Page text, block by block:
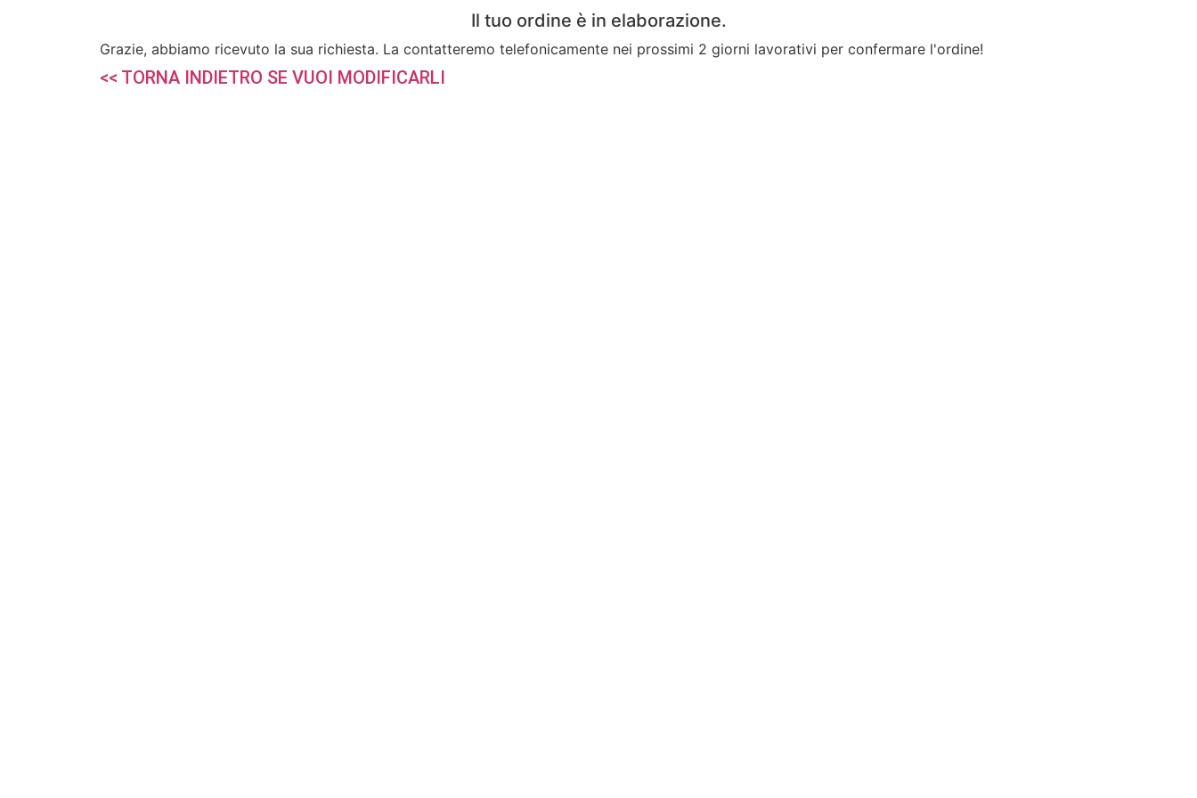
Il tuo ordine è in elaborazione.
Grazie, abbiamo ricevuto la sua richiesta. La contatteremo telefonicamente nei prossimi 2 giorni lavorativi per confermare l'ordine!
<< TORNA INDIETRO SE VUOI MODIFICARLI